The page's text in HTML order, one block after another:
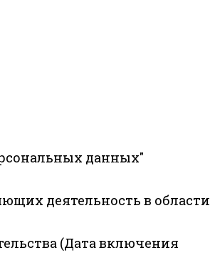
данных"
деятельность в области
(Дата включения